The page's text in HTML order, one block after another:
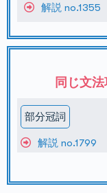
解説 no.1355
同じ文
部分冠詞
解説 no.1799